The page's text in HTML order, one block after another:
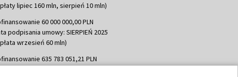
lipiec 160 mln, sierpień 10 mln)
60 000 000,00 PLN
podpisania umowy: SIERPIEŃ 2025
wrzesień 60 mln)
635 783 051,21 PLN